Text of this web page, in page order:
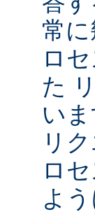
常
ロ
た
い
リ
ロ
よ